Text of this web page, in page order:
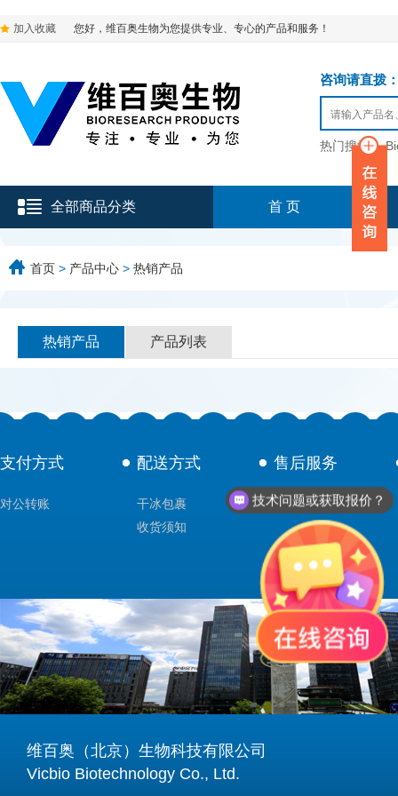
加入收藏 您好，维百奥生物为您提供专业、专心的产品和服务！
咨询请直拨
热门搜索：
全部商品分类 首 页
首页 > 产品中心 > 热销产品
热销产品 产品列表
支付方式
对公转账
配送方式
干冰包裹
收货须知
售后服务
技术支持
维百奥（北京）生物科技有限公司
Vicbio Biotechnology Co., Ltd.
技术问题或获取报价？
产品说明书在哪里？